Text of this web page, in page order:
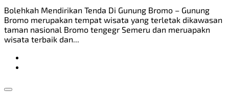
Bolehkah Mendirikan Tenda Di Gunung Bromo – Gunung
Bromo merupakan tempat wisata yang terletak dikawasan
taman nasional Bromo tengegr Semeru dan meruapakn
wisata terbaik dan...